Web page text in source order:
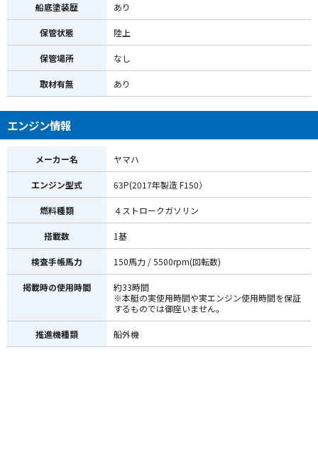
船底塗装歴 あり
保管状態 陸上
保管場所 なし
取材有無 あり
エンジン情報
メーカー名 ヤマハ
エンジン型式 63P(2017年製造 F150）
燃料種類 ４ストロークガソリン
搭載数 1基
検査手帳馬力 150馬力 / 5500rpm(回転数)
掲載時の使用時間
約33時間
※本艇の実使用時間や実エンジン使用時間を保証
するものでは御座いません。
推進機種類 船外機